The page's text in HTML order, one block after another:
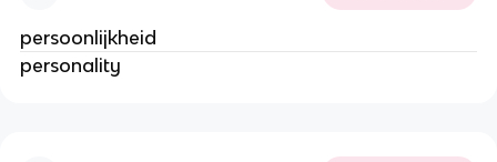
persoonlijkheid
personality